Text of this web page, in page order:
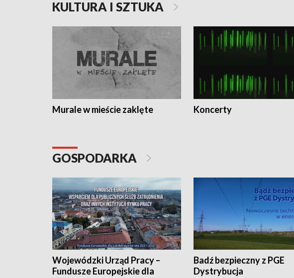
KULTURA I SZTUKA
Murale w mieście zaklęte Koncerty
GOSPODARKA
Wojewódzki Urząd Pracy –
Fundusze Europejskie dla
Badź bezpieczny z PGE
Dystrybucja